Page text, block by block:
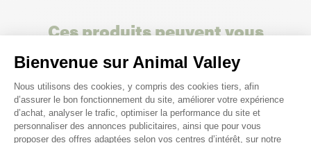
Bienvenue sur Animal Valley
Plateforme de Gestion du
Nous utilisons des cookies, y compris des cookies tiers, afin
d’assurer le bon fonctionnement du site, améliorer votre expérience
d’achat, analyser le trafic, optimiser la performance du site et
personnaliser des annonces publicitaires, ainsi que pour vous
proposer des offres adaptées selon vos centres d’intérêt, sur notre
Ces produits peuvent vous
intéresser